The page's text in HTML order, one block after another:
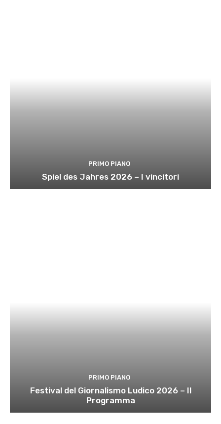
PRIMO PIANO
Spiel des Jahres 2026 – I vincitori
PRIMO PIANO
Festival del Giornalismo Ludico 2026 – Il
Programma